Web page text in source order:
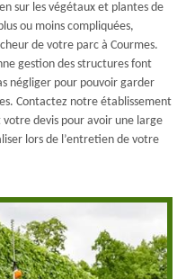
sur les végétaux et plantes de
ou moins compliquées,
de votre parc à Courmes.
gestion des structures font
négliger pour pouvoir garder
Contactez notre établissement
devis pour avoir une large
lors de l’entretien de votre